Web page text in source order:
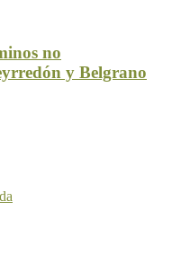
no
y Belgrano